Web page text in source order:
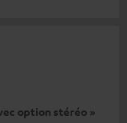
option stéréo »